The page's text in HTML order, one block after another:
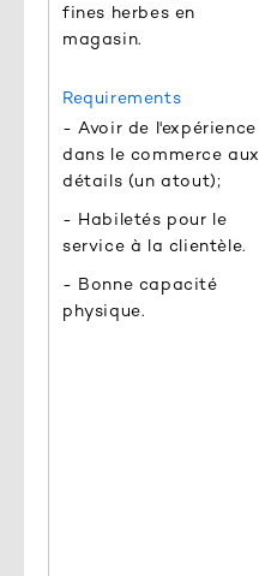
fines herbes en
magasin.
Requirements
- Avoir de l'expérience
dans le commerce aux
détails (un atout);
- Habiletés pour le
service à la clientèle.
- Bonne capacité
physique.